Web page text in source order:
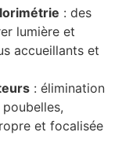
: des
lumière et
accueillants et
: élimination
et focalisée